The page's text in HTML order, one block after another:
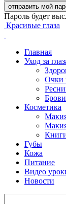
Пароль будет
Красивые глаза
Главная
Уход за
Очки
Брови
Косметика
Губы
Кожа
Питание
Видео
Новости